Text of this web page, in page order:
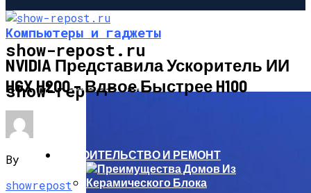
show-repost.ru
show-repost.ru
КОМПЬЮТЕРЫ И ГАДЖЕТЫ
СТРОИТЕЛЬСТВО И РЕМОНТ
Компьютеры и гаджеты
NVIDIA Представила Ускоритель ИИ
HGX H200 – Вдвое Быстрее H100
By
showrepost